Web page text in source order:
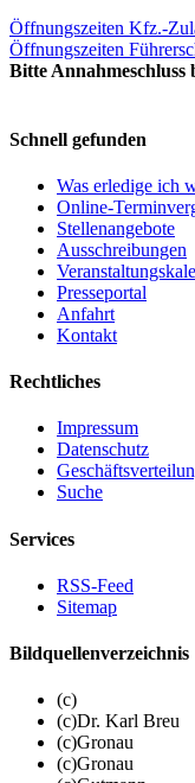
Öffnungszeiten Kfz.-
Öffnungszeiten
Bitte Annahmeschluss
Schnell gefunden
Was erledige ich
Online-
Stellenangebote
Ausschreibungen
Presseportal
Anfahrt
Kontakt
Rechtliches
Impressum
Datenschutz
Suche
Services
RSS-Feed
Sitemap
Bildquellenverzeichnis
(c)
(c)Dr. Karl Breu
(c)Gronau
(c)Gronau